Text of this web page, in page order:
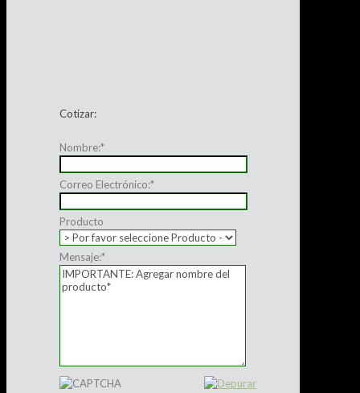
Cotizar:
Nombre:*
Correo Electrónico:*
Producto
Mensaje:*